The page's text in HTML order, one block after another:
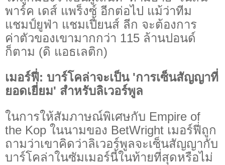
พาร์ค เดส์ แพร็งซ์ อีกต่อไป แม้ว่าทีม
แชมป์ยูฟ่า แชมเปี้ยนส์ ลีก จะต้องการ
ค่าตัวของเขามากกว่า 115 ล้านปอนด์
ก็ตาม (ดิ แอธเลติก)
เมอร์ฟี่: บาร์โคล่าจะเป็น 'การเซ็นสัญญาที่
ยอดเยี่ยม' สำหรับลิเวอร์พูล
ในการให้สัมภาษณ์พิเศษกับ Empire of
the Kop ในนามของ BetWright เมอร์ฟี่ถูก
ถามว่าเขาคิดว่าลิเวอร์พูลจะเซ็นสัญญากับ
บาร์โคล่าในซัมเมอร์นี้ในท้ายที่สุดหรือไม่